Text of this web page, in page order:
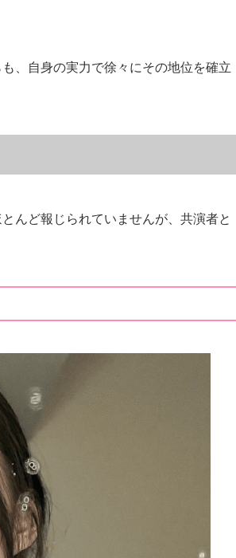
、自身の実力で徐々にその地位を確立
んど報じられていませんが、共演者と